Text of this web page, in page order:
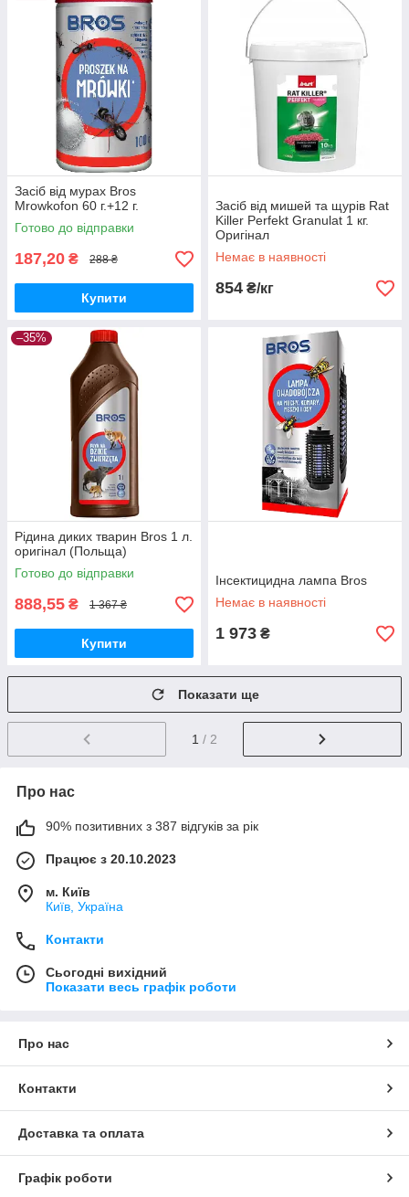
Засіб від мурах Bros
Mrowkofon 60 г.+12 г.
Готово до відправки
187,20 ₴ 288 ₴
Купити
Засіб від мишей та щурів Rat
Killer Perfekt Granulat 1 кг.
Оригінал
Немає в наявності
854 ₴/кг
–35%
Рідина диких тварин Bros 1 л.
оригінал (Польща)
Готово до відправки
888,55 ₴ 1 367 ₴
Купити
Інсектицидна лампа Bros
Немає в наявності
1 973 ₴
Показати ще
1 / 2
Про нас
90% позитивних з 387 відгуків за рік
Працює з 20.10.2023
м. Київ
Київ, Україна
Контакти
Сьогодні вихідний
Показати весь графік роботи
Про нас
Контакти
Доставка та оплата
Графік роботи